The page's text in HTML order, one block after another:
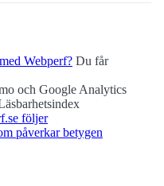
Webperf? Du får
och Google Analytics
följer
påverkar betygen